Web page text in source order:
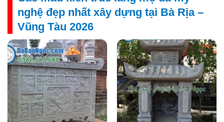
nghệ đẹp nhất xây dựng tại Bà Rịa –
Vũng Tàu 2026